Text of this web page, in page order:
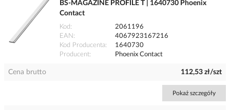
BS-MAGAZINE PROFILE T | 1640730 Phoenix
Contact
Kod
2061196
EAN
4067923167216
Kod Producenta
1640730
Producent
Phoenix Contact
Cena brutto 112,53 zł/szt
Pokaż szczegóły